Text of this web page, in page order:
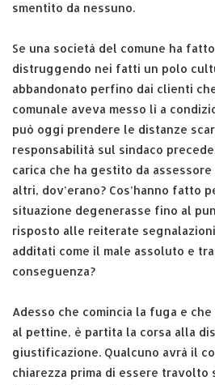
smentito da nessuno.
Se una società del comune ha
distruggendo nei fatti un polo
abbandonato perfino dai clienti
comunale aveva messo lì a
può oggi prendere le distanze
responsabilità sul sindaco
carica che ha gestito da
altri, dov’erano? Cos’hanno fatto
situazione degenerasse fino al
risposto alle reiterate
additati come il male assoluto e
conseguenza?
Adesso che comincia la fuga e
al pettine, è partita la corsa alla
giustificazione. Qualcuno avrà il
chiarezza prima di essere travolto